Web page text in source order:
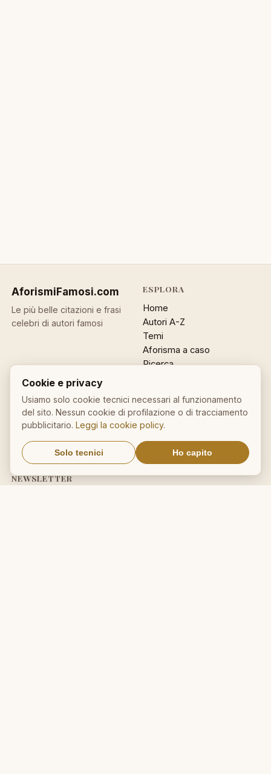
AforismiFamosi.com
Le più belle citazioni e frasi
celebri di autori famosi
ESPLORA
Home
Autori A-Z
Temi
Aforisma a caso
Ricerca
Accedi
Registrati
Contatti
Privacy
Sitemap
NEWSLETTER
Cookie e privacy
Usiamo solo cookie tecnici necessari al funzionamento
del sito. Nessun cookie di profilazione o di tracciamento
pubblicitario.Leggi la cookie policy.
Solo tecnici Ho capito